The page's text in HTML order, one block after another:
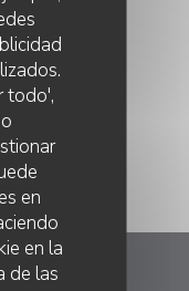
todo',
en
en la
de las